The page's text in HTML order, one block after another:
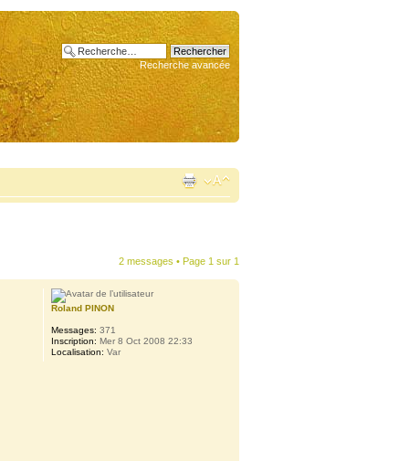
Recherche avancée
2 messages • Page 1 sur 1
Roland PINON
Messages: 371
Inscription: Mer 8 Oct 2008 22:33
Localisation: Var